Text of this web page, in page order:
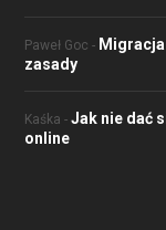
Paweł Goc -
zasady
Kaśka -Jak nie dać
online